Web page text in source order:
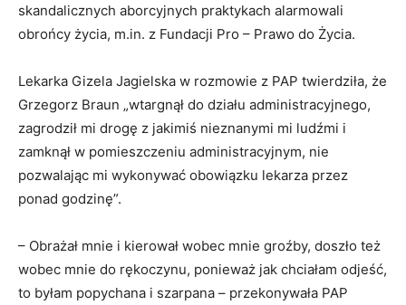
skandalicznych aborcyjnych praktykach alarmowali
obrońcy życia, m.in. z Fundacji Pro – Prawo do Życia.
Lekarka Gizela Jagielska w rozmowie z PAP twierdziła, że
Grzegorz Braun „wtargnął do działu administracyjnego,
zagrodził mi drogę z jakimiś nieznanymi mi ludźmi i
zamknął w pomieszczeniu administracyjnym, nie
pozwalając mi wykonywać obowiązku lekarza przez
ponad godzinę”.
– Obrażał mnie i kierował wobec mnie groźby, doszło też
wobec mnie do rękoczynu, ponieważ jak chciałam odjeść,
to byłam popychana i szarpana – przekonywała PAP